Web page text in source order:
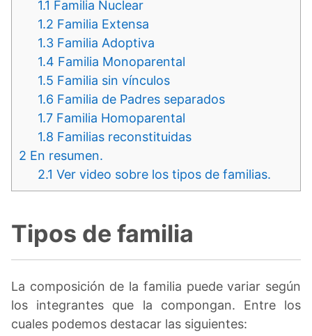
1.1 Familia Nuclear
1.2 Familia Extensa
1.3 Familia Adoptiva
1.4 Familia Monoparental
1.5 Familia sin vínculos
1.6 Familia de Padres separados
1.7 Familia Homoparental
1.8 Familias reconstituidas
2 En resumen.
2.1 Ver video sobre los tipos de familias.
Tipos de familia
La composición de la familia puede variar según
los integrantes que la compongan. Entre los
cuales podemos destacar las siguientes: